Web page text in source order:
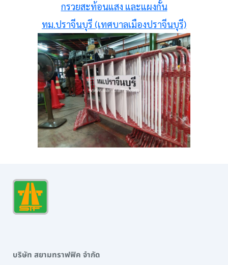
กรวยสะท้อนแสง และแผงกั้น
ทม.ปราจีนบุรี (เทศบาลเมืองปราจีนบุรี)
บริษัท สยามทราฟฟิค จำกัด